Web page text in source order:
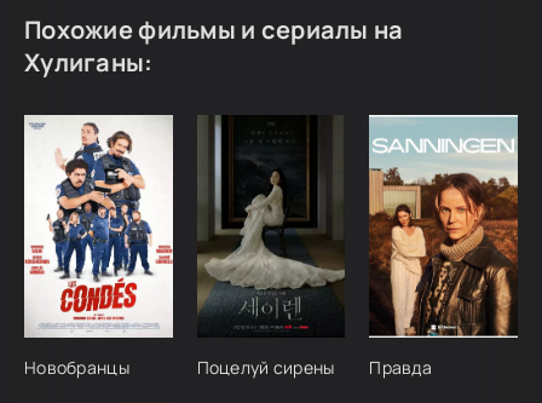
Похожие фильмы и сериалы на
Хулиганы:
Новобранцы Поцелуй сирены Правда